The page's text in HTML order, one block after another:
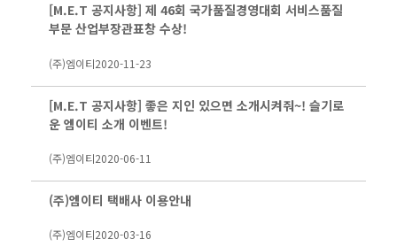
[M.E.T 공지사항] 제 46회 국가품질경영대회 서비스품질
부문 산업부장관표창 수상!
(주)엠이티2020-11-23
[M.E.T 공지사항] 좋은 지인 있으면 소개시켜줘~! 슬기로
운 엠이티 소개 이벤트!
(주)엠이티2020-06-11
(주)엠이티 택배사 이용안내
(주)엠이티2020-03-16